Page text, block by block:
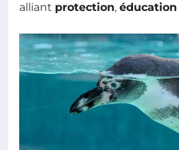
alliant protection, éducation